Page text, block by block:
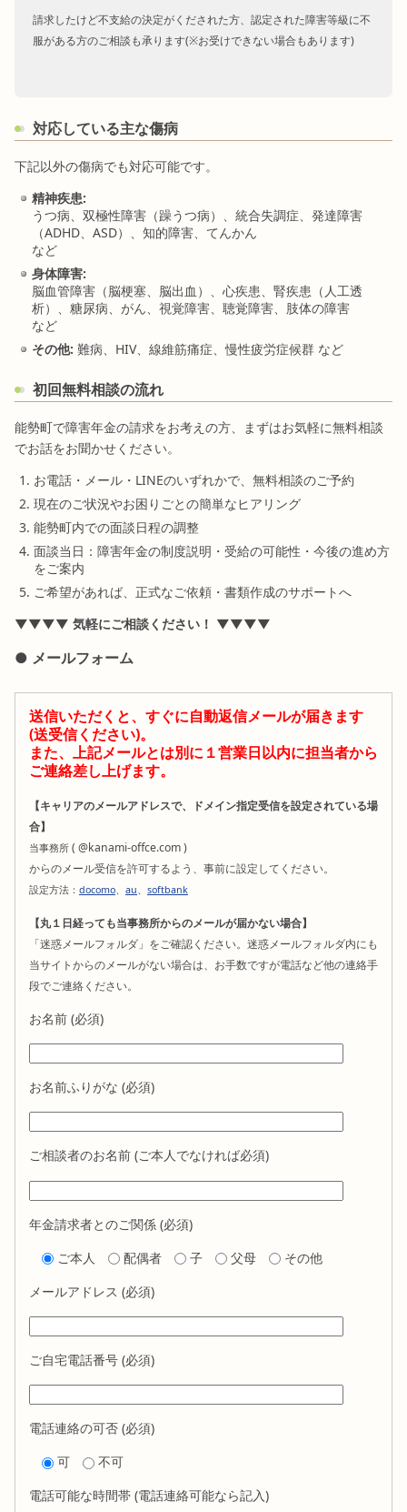
請求したけど不支給の決定がくだされた方、認定された障害等級に不
服がある方のご相談も承ります(※お受けできない場合もあります)
対応している主な傷病
下記以外の傷病でも対応可能です。
精神疾患:
うつ病、双極性障害（躁うつ病）、統合失調症、発達障害
（ADHD、ASD）、知的障害、てんかん
など
身体障害:
脳血管障害（脳梗塞、脳出血）、心疾患、腎疾患（人工透
析）、糖尿病、がん、視覚障害、聴覚障害、肢体の障害
など
その他: 難病、HIV、線維筋痛症、慢性疲労症候群 など
初回無料相談の流れ
能勢町で障害年金の請求をお考えの方、まずはお気軽に無料相談
でお話をお聞かせください。
お電話・メール・LINEのいずれかで、無料相談のご予約
現在のご状況やお困りごとの簡単なヒアリング
能勢町内での面談日程の調整
面談当日：障害年金の制度説明・受給の可能性・今後の進め方
をご案内
ご希望があれば、正式なご依頼・書類作成のサポートへ
▼▼▼▼ 気軽にご相談ください！ ▼▼▼▼
● メールフォーム
送信いただくと、すぐに自動返信メールが届きます
(送受信ください)。
また、上記メールとは別に１営業日以内に担当者から
ご連絡差し上げます。
【キャリアのメールアドレスで、ドメイン指定受信を設定されている場
合】
当事務所 ( @kanami-offce.com )
からのメール受信を許可するよう、事前に設定してください。
設定方法： docomo、 au、 softbank
【丸１日経っても当事務所からのメールが届かない場合】
「迷惑メールフォルダ」をご確認ください。迷惑メールフォルダ内にも
当サイトからのメールがない場合は、お手数ですが電話など他の連絡手
段でご連絡ください。
お名前 (必須)
お名前ふりがな (必須)
ご相談者のお名前 (ご本人でなければ必須)
年金請求者とのご関係 (必須)
ご本人
配偶者 子 父母
その他
メールアドレス (必須)
ご自宅電話番号 (必須)
電話連絡の可否 (必須)
可
不可
電話可能な時間帯 (電話連絡可能なら記入)